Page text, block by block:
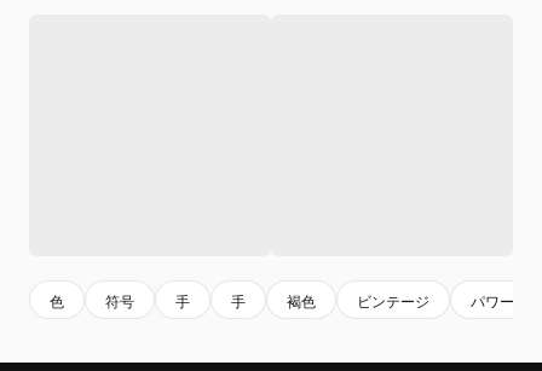
色 符号 手 手 褐色 ビンテージ パワー